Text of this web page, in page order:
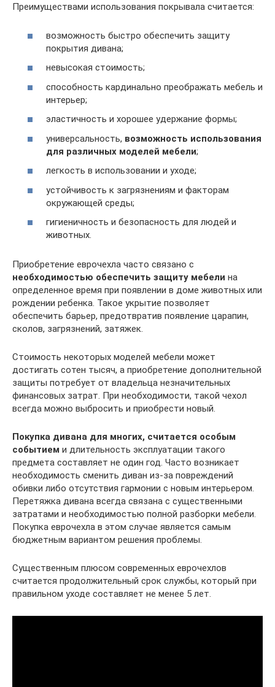
Преимуществами использования покрывала считается:
возможность быстро обеспечить защиту
покрытия дивана;
невысокая стоимость;
способность кардинально преображать мебель и
интерьер;
эластичность и хорошее удержание формы;
универсальность, возможность использования
для различных моделей мебели;
легкость в использовании и уходе;
устойчивость к загрязнениям и факторам
окружающей среды;
гигиеничность и безопасность для людей и
животных.
Приобретение еврочехла часто связано с
необходимостью обеспечить защиту мебели на
определенное время при появлении в доме животных или
рождении ребенка. Такое укрытие позволяет
обеспечить барьер, предотвратив появление царапин,
сколов, загрязнений, затяжек.
Стоимость некоторых моделей мебели может
достигать сотен тысяч, а приобретение дополнительной
защиты потребует от владельца незначительных
финансовых затрат. При необходимости, такой чехол
всегда можно выбросить и приобрести новый.
Покупка дивана для многих, считается особым
событием и длительность эксплуатации такого
предмета составляет не один год. Часто возникает
необходимость сменить диван из-за повреждений
обивки либо отсутствия гармонии с новым интерьером.
Перетяжка дивана всегда связана с существенными
затратами и необходимостью полной разборки мебели.
Покупка еврочехла в этом случае является самым
бюджетным вариантом решения проблемы.
Существенным плюсом современных еврочехлов
считается продолжительный срок службы, который при
правильном уходе составляет не менее 5 лет.